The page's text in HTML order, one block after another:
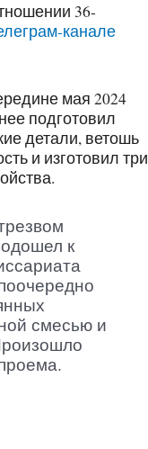
36-
канале
мая 2024
подготовил
детали, ветошь
и изготовил три
к
смесью и